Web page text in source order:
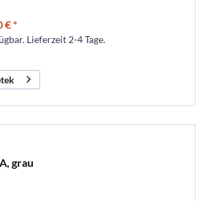
€ *
Lieferzeit 2-4 Tage.
grau